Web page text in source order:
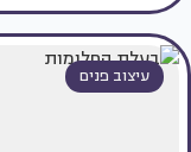
עיצוב פנים